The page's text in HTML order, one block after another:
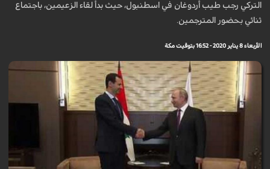
التركي رجب طيب أردوغان في اسطنبول، حيث بدأ لقاء الزعيمين، باجتماع
ثنائي بحضور المترجمين.
الأربعاء 8 يناير 2020 - 16:52 بتوقيت مكة